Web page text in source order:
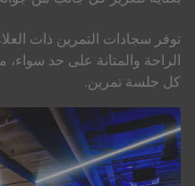
الراحة والمتانة على حد
كل جلسة تمرين.